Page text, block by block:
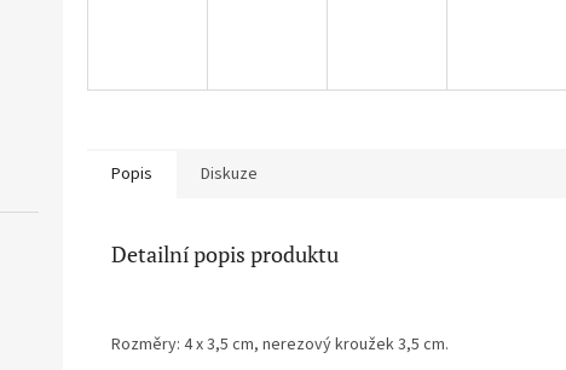
Popis Diskuze
Detailní popis produktu
Rozměry: 4 x 3,5 cm, nerezový kroužek 3,5 cm.